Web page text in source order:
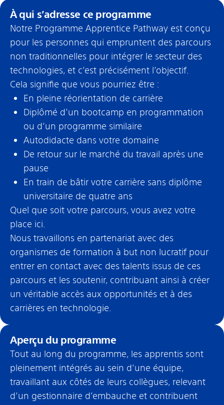
À qui s’adresse ce programme
Notre Programme Apprentice Pathway est conçu
pour les personnes qui empruntent des parcours
non traditionnelles pour intégrer le secteur des
technologies, et c’est précisément l’objectif.
Cela signifie que vous pourriez être :
En pleine réorientation de carrière
Diplômé d’un bootcamp en programmation
ou d’un programme similaire
Autodidacte dans votre domaine
De retour sur le marché du travail après une
pause
En train de bâtir votre carrière sans diplôme
universitaire de quatre ans
Quel que soit votre parcours, vous avez votre
place ici.
Nous travaillons en partenariat avec des
organismes de formation à but non lucratif pour
entrer en contact avec des talents issus de ces
parcours et les soutenir, contribuant ainsi à créer
un véritable accès aux opportunités et à des
carrières en technologie.
Aperçu du programme
Tout au long du programme, les apprentis sont
pleinement intégrés au sein d’une équipe,
travaillant aux côtés de leurs collègues, relevant
d’un gestionnaire d’embauche et contribuent